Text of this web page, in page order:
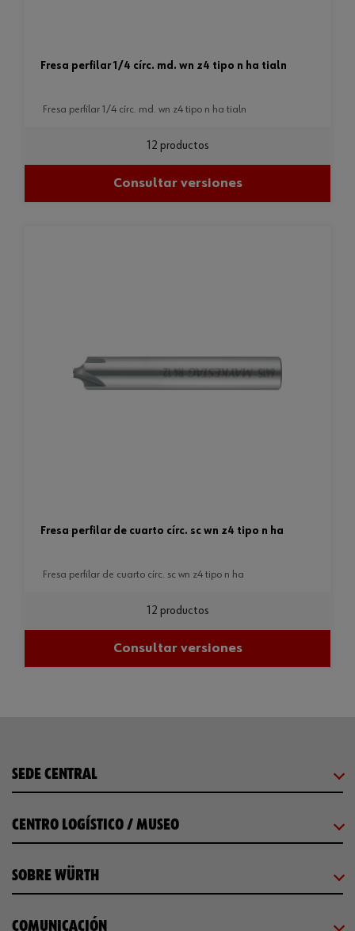
fresa perfilar 1/4 círc. md. wn z4 tipo n ha tialn
fresa perfilar 1/4 círc. md. wn z4 tipo n ha tialn
12 productos
Consultar versiones
fresa perfilar de cuarto círc. sc wn z4 tipo n ha
fresa perfilar de cuarto círc. sc wn z4 tipo n ha
12 productos
Consultar versiones
SEDE CENTRAL
CENTRO LOGÍSTICO / MUSEO
SOBRE WÜRTH
COMUNICACIÓN